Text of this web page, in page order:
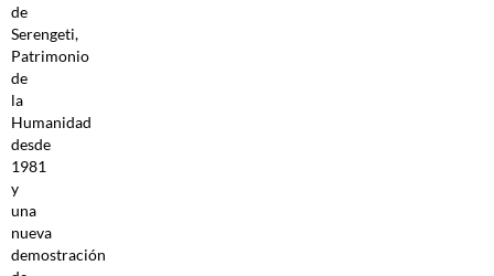
de
Serengeti,
Patrimonio
de
la
Humanidad
desde
1981
y
una
nueva
demostración